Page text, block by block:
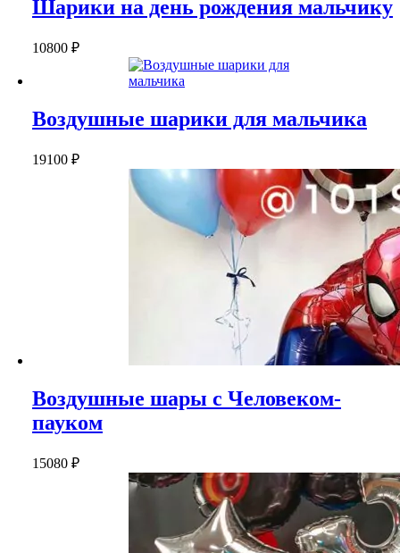
Шарики на день рождения мальчику
10800 ₽
Воздушные шарики для мальчика
19100 ₽
Воздушные шары с Человеком-
пауком
15080 ₽